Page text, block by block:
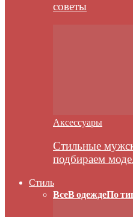
советы
Аксессуары
Стильные
подбираем
Стиль
ВсеВ одеждеПо